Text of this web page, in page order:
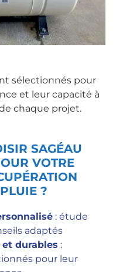
sélectionnés pour
et leur capacité à
chaque projet.
SAGÉAU
VOTRE
?
: étude
adaptés
durables :
pour leur